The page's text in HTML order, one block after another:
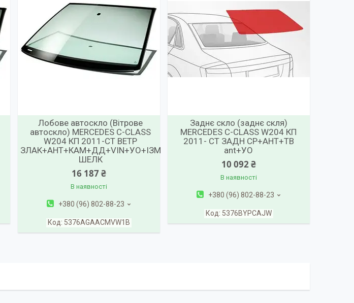
Лобове автоскло (Вітрове
автоскло) MERCEDES C-CLASS
W204 КП 2011-СТ ВЕТР
ЗЛАК+АНТ+КАМ+ДД+VIN+УО+ІЗМ
ШЕЛК
16 187 ₴
В наявності
+380 (96) 802-88-23
5376AGAACMVW1B
Заднє скло (заднє скля)
MERCEDES C-CLASS W204 КП
2011- СТ ЗАДН СР+АНТ+ТВ
ant+УО
10 092 ₴
В наявності
+380 (96) 802-88-23
5376BYPCAJW